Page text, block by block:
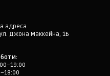
адреса
Джона Маккейна, 1Б